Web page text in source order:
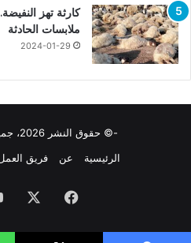
كارثة تهز
ملابسات الحادثة
2024-01-29
-© حقوق النشر 2026، جميع الحقوق محفوظة
الرئيسية
عن فريق
فيسبوك